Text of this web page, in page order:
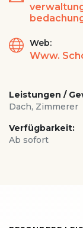
Web:
Www.
Leistungen /
Dach, Zimmerer
Verfügbarkeit:
Ab sofort